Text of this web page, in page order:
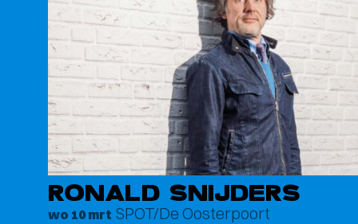
RONALD SNIJDERS
wo 10 mrt SPOT/De Oosterpoort